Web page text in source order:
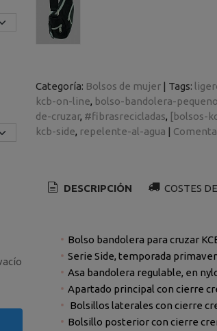
Categoría: Bolsos de mujer| Tags:
kcb-on-line bolso-bandolera-pequeno
de-cruzar #fibrasrecicladas [bolsos-
kcb-side repelente-al-agua |
DESCRIPCIÓN COSTES
Bolso bandolera para cruzar
Serie Side, temporada
Asa bandolera regulable, en
Apartado principal con cierre
Bolsillos laterales con cierre
Bolsillo posterior con cierre